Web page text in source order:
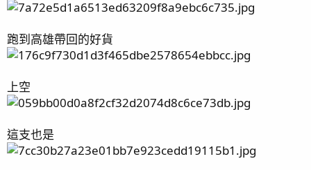
跑到高雄帶回的好貨
上空
這支也是